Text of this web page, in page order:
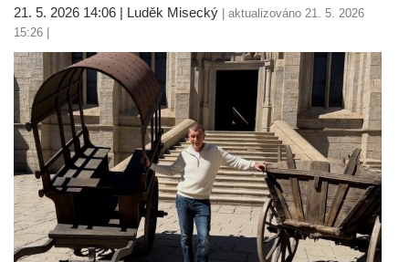
21. 5. 2026 14:06 | Luděk Misecký | aktualizováno 21. 5. 2026
15:26 |